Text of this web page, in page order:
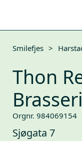
Smilefjes >
Thon
Orgnr. 984069154
Sjøgata 7